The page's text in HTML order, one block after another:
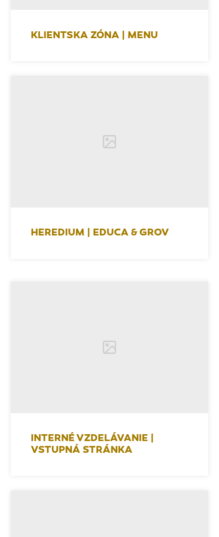
KLIENTSKA ZÓNA | MENU
HEREDIUM | EDUCA & GROV
INTERNÉ VZDELÁVANIE |
VSTUPNÁ STRÁNKA